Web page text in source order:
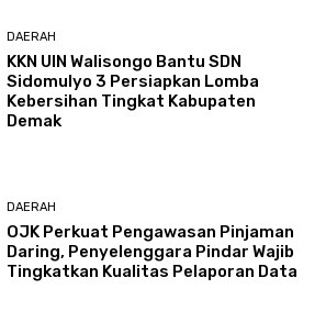
DAERAH
KKN UIN Walisongo Bantu SDN
Sidomulyo 3 Persiapkan Lomba
Kebersihan Tingkat Kabupaten
Demak
DAERAH
OJK Perkuat Pengawasan Pinjaman
Daring, Penyelenggara Pindar Wajib
Tingkatkan Kualitas Pelaporan Data